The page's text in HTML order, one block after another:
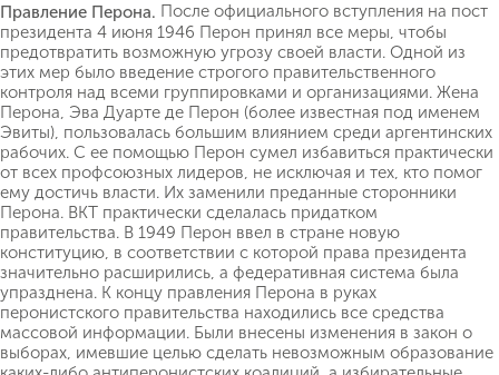
Правление Перона. После официального вступления на пост
президента 4 июня 1946 Перон принял все меры, чтобы
предотвратить возможную угрозу своей власти. Одной из
этих мер было введение строгого правительственного
контроля над всеми группировками и организациями. Жена
Перона, Эва Дуарте де Перон (более известная под именем
Эвиты), пользовалась большим влиянием среди аргентинских
рабочих. С ее помощью Перон сумел избавиться практически
от всех профсоюзных лидеров, не исключая и тех, кто помог
ему достичь власти. Их заменили преданные сторонники
Перона. ВКТ практически сделалась придатком
правительства. В 1949 Перон ввел в стране новую
конституцию, в соответствии с которой права президента
значительно расширились, а федеративная система была
упразднена. К концу правления Перона в руках
перонистского правительства находились все средства
массовой информации. Были внесены изменения в закон о
выборах, имевшие целью сделать невозможным образование